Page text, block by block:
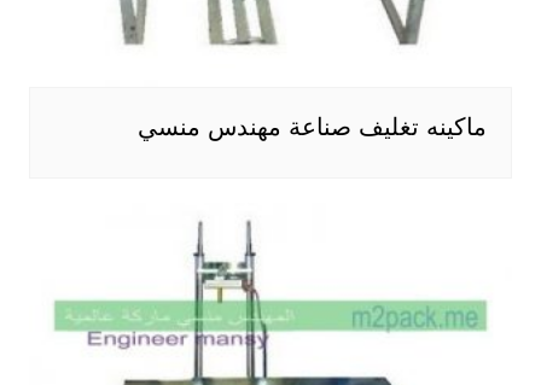
ماكينه تغليف صناعة مهندس منسي